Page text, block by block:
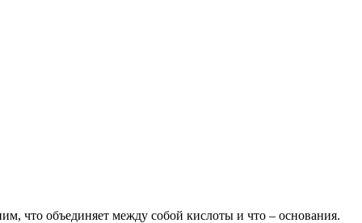
что объединяет между собой кислоты и что – основания.